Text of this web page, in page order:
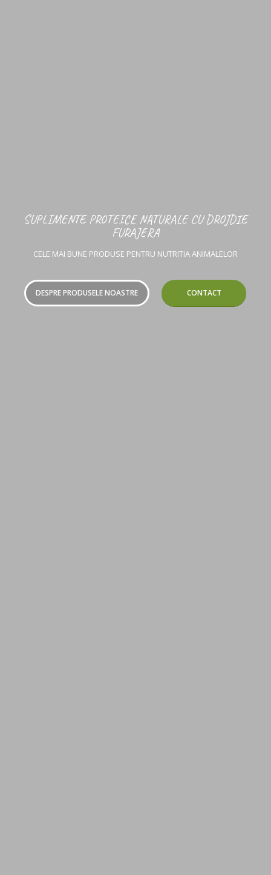
SUPLIMENTE PROTEICE NATURALE CU DROJDIE
FURAJERA
CELE MAI BUNE PRODUSE PENTRU NUTRITIA ANIMALELOR
DESPRE PRODUSELE NOASTRE CONTACT